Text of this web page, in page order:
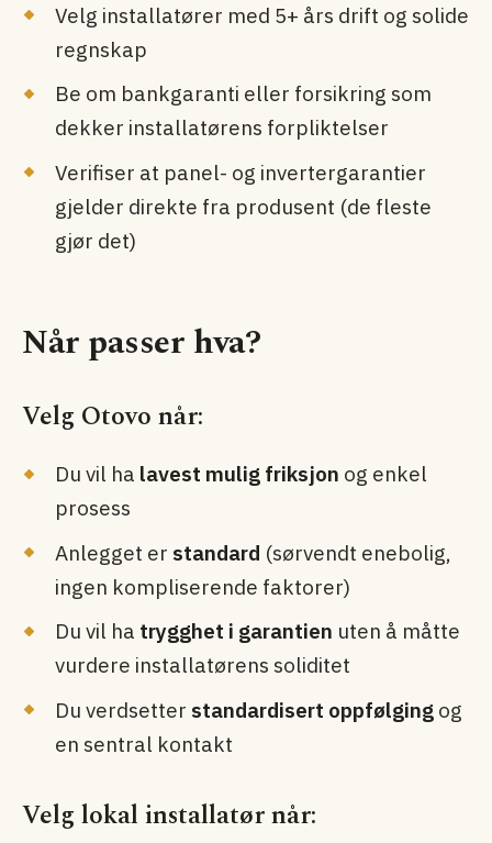
Velg installatører med 5+ års drift og solide
regnskap
Be om bankgaranti eller forsikring som
dekker installatørens forpliktelser
Verifiser at panel- og inverter­garantier
gjelder direkte fra produsent (de fleste
gjør det)
Når passer hva?
Velg Otovo når:
Du vil ha lavest mulig friksjon og enkel
prosess
Anlegget er standard (sørvendt enebolig,
ingen kompliserende faktorer)
Du vil ha trygghet i garantien uten å måtte
vurdere installatørens soliditet
Du verdsetter standardisert oppfølging og
en sentral kontakt
Velg lokal installatør når: